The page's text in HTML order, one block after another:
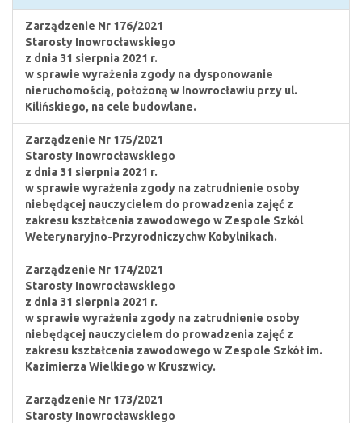
Zarządzenie Nr 176/2021
Starosty Inowrocławskiego
z dnia 31 sierpnia 2021 r.
w sprawie wyrażenia zgody na dysponowanie
nieruchomością, położoną w Inowrocławiu przy ul.
Kilińskiego, na cele budowlane.
Zarządzenie Nr 175/2021
Starosty Inowrocławskiego
z dnia 31 sierpnia 2021 r.
w sprawie wyrażenia zgody na zatrudnienie osoby
niebędącej nauczycielem do prowadzenia zajęć z
zakresu kształcenia zawodowego w Zespole Szkól
Weterynaryjno-Przyrodniczychw Kobylnikach.
Zarządzenie Nr 174/2021
Starosty Inowrocławskiego
z dnia 31 sierpnia 2021 r.
w sprawie wyrażenia zgody na zatrudnienie osoby
niebędącej nauczycielem do prowadzenia zajęć z
zakresu kształcenia zawodowego w Zespole Szkół im.
Kazimierza Wielkiego w Kruszwicy.
Zarządzenie Nr 173/2021
Starosty Inowrocławskiego